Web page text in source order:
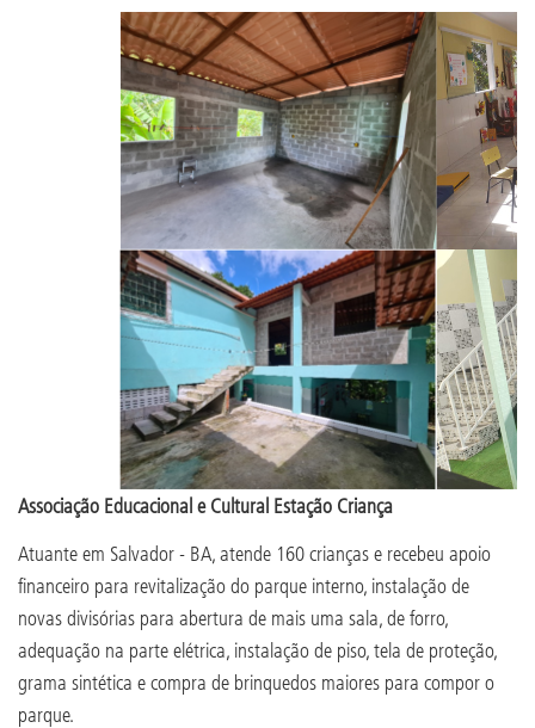
Associação Educacional e Cultural Estação Criança
Atuante em Salvador - BA, atende 160 crianças e recebeu apoio
financeiro para revitalização do parque interno, instalação de
novas divisórias para abertura de mais uma sala, de forro,
adequação na parte elétrica, instalação de piso, tela de proteção,
grama sintética e compra de brinquedos maiores para compor o
parque.